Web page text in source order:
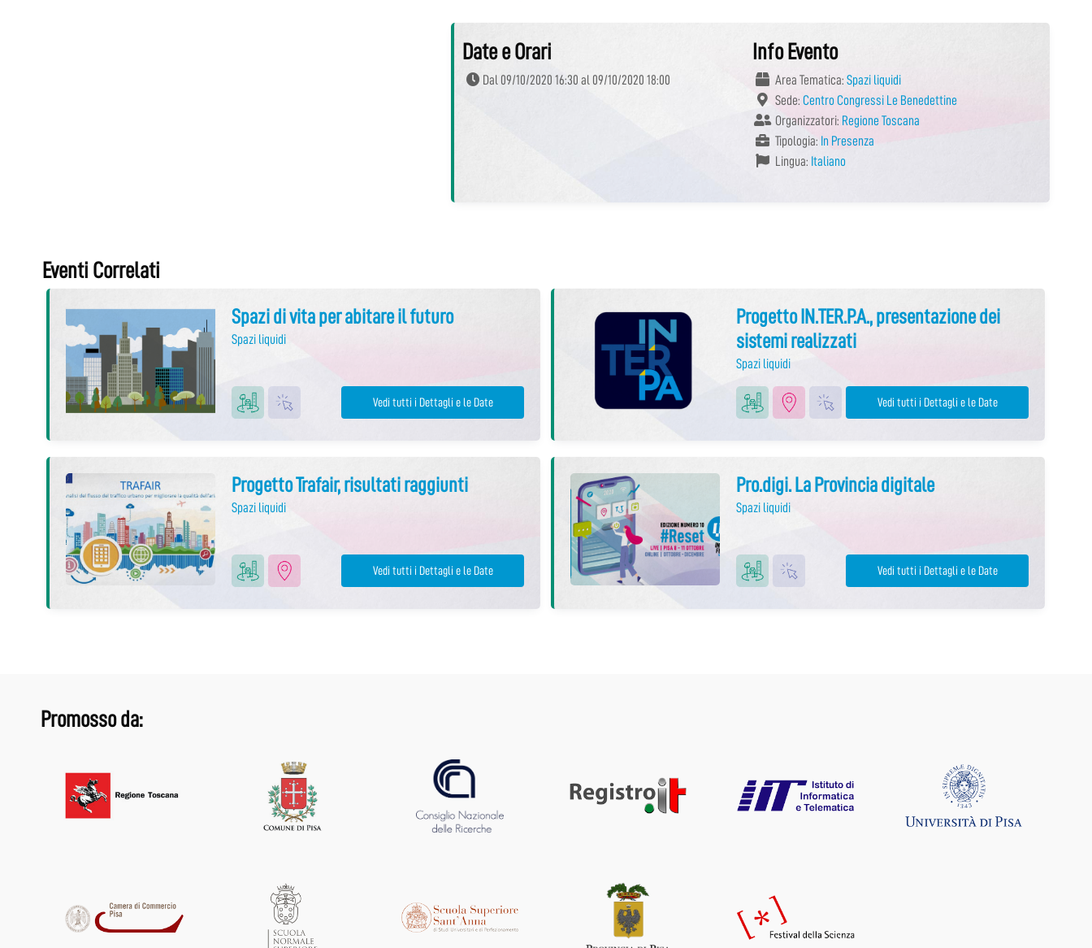
Date e Orari
Dal 09/10/2020 16:30 al 09/10/2020 18:00
Info Evento
Area Tematica: Spazi liquidi
Sede: Centro Congressi Le Benedettine
Organizzatori: Regione Toscana
Tipologia: In Presenza
Lingua: Italiano
Eventi Correlati
Spazi di vita per abitare il futuro
Spazi liquidi
Vedi tutti i Dettagli e le Date
Progetto IN.TER.P.A., presentazione dei
sistemi realizzati
Spazi liquidi
Vedi tutti i Dettagli e le Date
Progetto Trafair, risultati raggiunti
Spazi liquidi
Vedi tutti i Dettagli e le Date
Pro.digi. La Provincia digitale
Spazi liquidi
Vedi tutti i Dettagli e le Date
Promosso da: